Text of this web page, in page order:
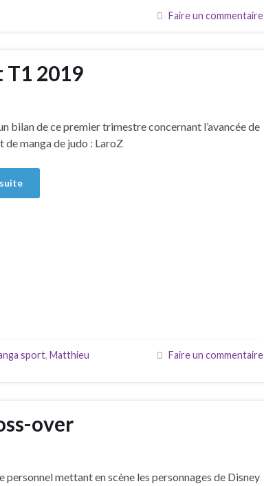
Faire un commentaire
T1 2019
bilan de ce premier trimestre concernant l’avancée de
de manga de judo : LaroZ
sport, Matthieu
Faire un commentaire
over
personnel mettant en scène les personnages de Disney